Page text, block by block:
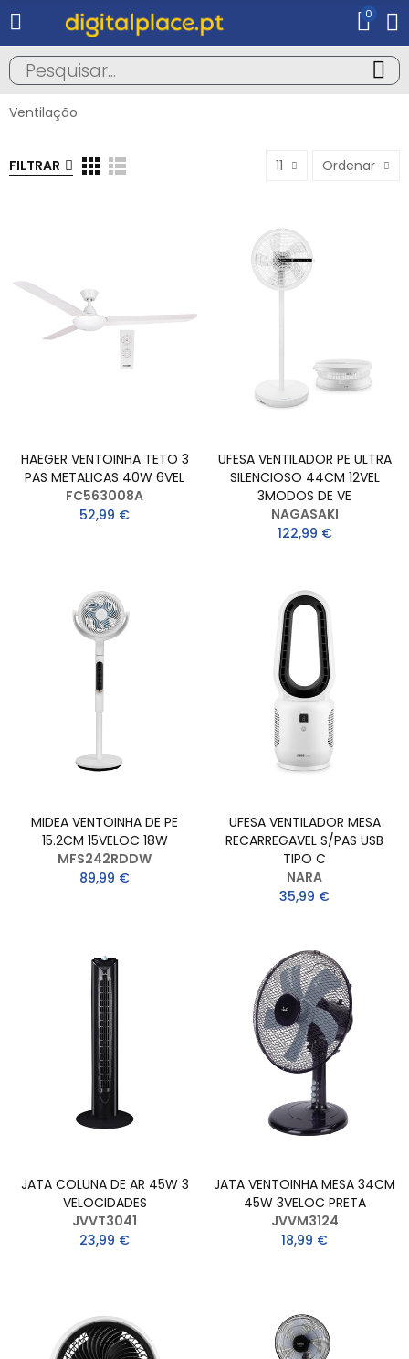
0
Ventilação
FILTRAR 11 Ordenar
HAEGER VENTOINHA TETO 3
PAS METALICAS 40W 6VEL
FC563008A
52,99 €
UFESA VENTILADOR PE ULTRA
SILENCIOSO 44CM 12VEL
3MODOS DE VE
NAGASAKI
122,99 €
MIDEA VENTOINHA DE PE
15.2CM 15VELOC 18W
MFS242RDDW
89,99 €
UFESA VENTILADOR MESA
RECARREGAVEL S/PAS USB
TIPO C
NARA
35,99 €
JATA COLUNA DE AR 45W 3
VELOCIDADES
JVVT3041
23,99 €
JATA VENTOINHA MESA 34CM
45W 3VELOC PRETA
JVVM3124
18,99 €